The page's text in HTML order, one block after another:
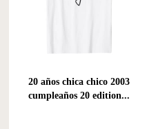
20 años chica chico 2003
cumpleaños 20 edition...